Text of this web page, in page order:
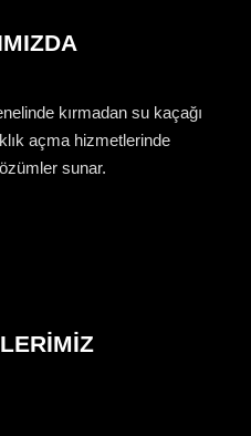
kırmadan su kaçağı
açma hizmetlerinde
sunar.